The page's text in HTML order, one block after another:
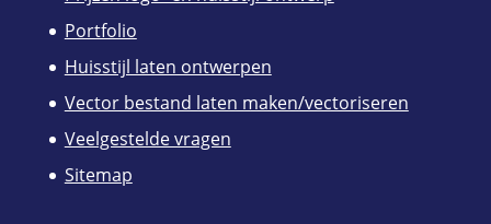
Portfolio
Huisstijl laten ontwerpen
Vector bestand laten maken/vectoriseren
Veelgestelde vragen
Sitemap